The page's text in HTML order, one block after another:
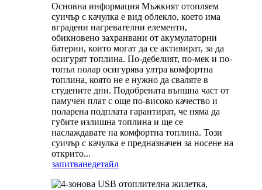
Основна информация Мъжкият отопляем
суичър с качулка е вид облекло, което има
вградени нагревателни елементи,
обикновено захранвани от акумулаторни
батерии, които могат да се активират, за да
осигурят топлина. По-дебелият, по-мек и по-
топъл полар осигурява ултра комфортна
топлина, която не е нужно да сваляте в
студените дни. Подобрената външна част от
памучен плат с още по-високо качество и
поларена подплата гарантират, че няма да
губите излишна топлина и ще се
наслаждавате на комфортна топлина. Този
суичър с качулка е предназначен за носене на
открито...
запитванедетайл